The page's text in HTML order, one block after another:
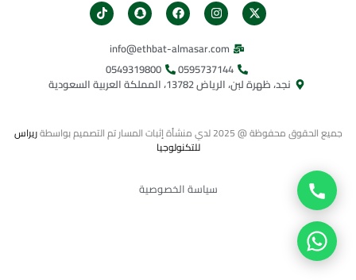
info@ethbat-almasar.com
0595737144
0549319800​
نجد، ظهرة لبن، الرياض 13782، المملكة العربية السعودية
جميع الحقوق محفوظة @ 2025 لدي منشأة إثبات المسار تم التصميم بواسطة ريراس
للتكنولوجيا
سياسة الخصوصية